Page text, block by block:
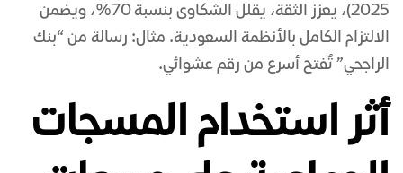
2025)، يعزز الثقة، يقلل الشكاوى بنسبة 70%، ويضمن
الالتزام الكامل بالأنظمة السعودية. مثال: رسالة من “بنك
الراجحي” تُفتح أسرع من رقم عشوائي.
أثر استخدام المسجات